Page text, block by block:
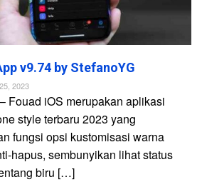
v9.74 by StefanoYG
2023
Fouad iOS merupakan aplikasi
style terbaru 2023 yang
fungsi opsi kustomisasi warna
hapus, sembunyikan lihat status
biru […]